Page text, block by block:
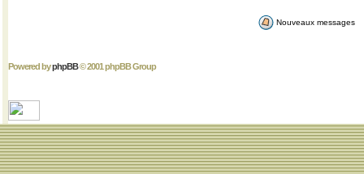
Nouveaux messages
Powered byphpBB© 2001 phpBB Group